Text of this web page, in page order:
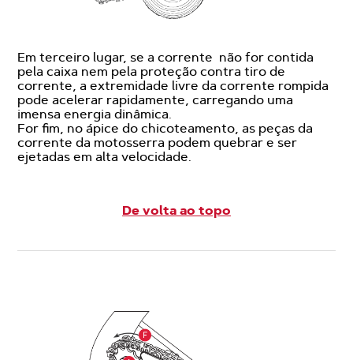
Em terceiro lugar, se a corrente não for contida
pela caixa nem pela proteção contra tiro de
corrente, a extremidade livre da corrente rompida
pode acelerar rapidamente, carregando uma
imensa energia dinâmica.
For fim, no ápice do chicoteamento, as peças da
corrente da motosserra podem quebrar e ser
ejetadas em alta velocidade.
De volta ao topo